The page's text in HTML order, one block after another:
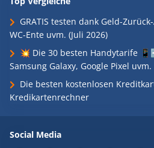
GRATIS testen dank Geld-
WC-Ente uvm. (Juli 2026)
💥 Die 30 besten Handytarife
Samsung Galaxy, Google Pixel
Die besten kostenlosen
Kredikartenrechner
Social Media